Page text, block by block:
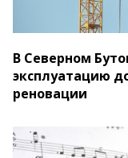
В Северном
эксплуатацию
реновации